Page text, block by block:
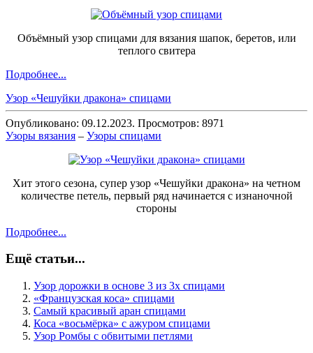
Объёмный узор спицами для вязания шапок, беретов, или
теплого свитера
Подробнее...
Узор «Чешуйки дракона» спицами
Опубликовано: 09.12.2023. Просмотров: 8971
Узоры вязания – Узоры спицами
Хит этого сезона, супер узор «Чешуйки дракона» на четном
количестве петель, первый ряд начинается с изнаночной
стороны
Подробнее...
Ещё статьи...
Узор дорожки в основе 3 из 3х спицами
«Французская коса» спицами
Самый красивый аран спицами
Коса «восьмёрка» с ажуром спицами
Узор Ромбы с обвитыми петлями